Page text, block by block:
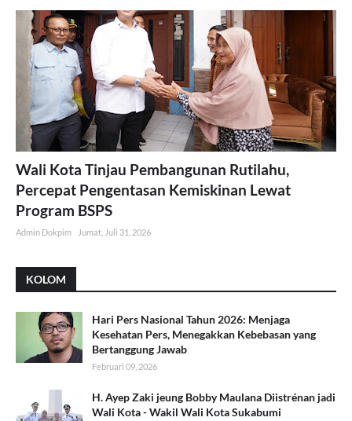
Wali Kota Tinjau Pembangunan Rutilahu,
Percepat Pengentasan Kemiskinan Lewat
Program BSPS
Admin Dokpim Jumat, Juli 31, 2026
KOLOM
Hari Pers Nasional Tahun 2026: Menjaga
Kesehatan Pers, Menegakkan Kebebasan yang
Bertanggung Jawab
Februari 09, 2026
H. Ayep Zaki jeung Bobby Maulana Diistrénan jadi
Wali Kota - Wakil Wali Kota Sukabumi